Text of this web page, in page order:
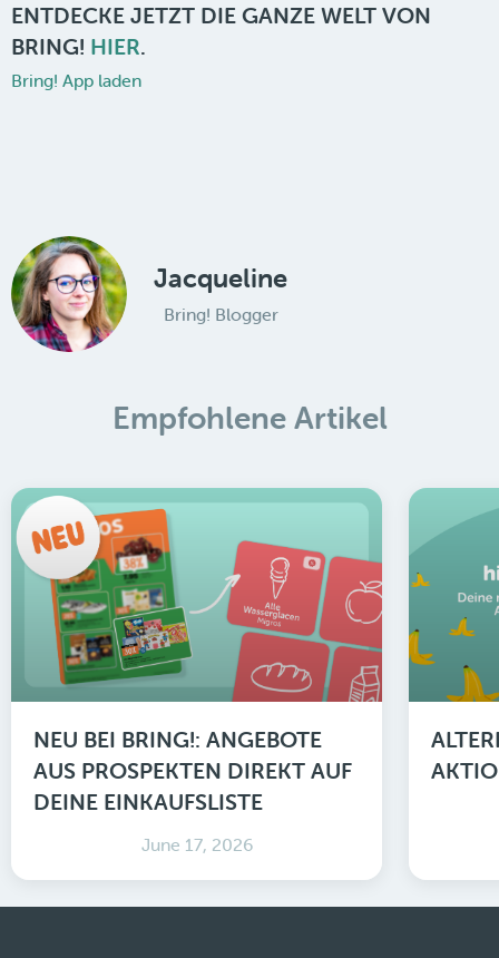
ENTDECKE JETZT DIE GANZE WELT VON
BRING! HIER.
Bring! App laden
Jacqueline
Bring! Blogger
Empfohlene Artikel
NEU BEI BRING!: ANGEBOTE
AUS PROSPEKTEN DIREKT AUF
DEINE EINKAUFSLISTE
June 17, 2026